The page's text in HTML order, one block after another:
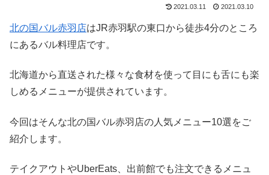
2021.03.11 2021.03.10
北の国バル赤羽店はJR赤羽駅の東口から徒歩4分のところ
にあるバル料理店です。
北海道から直送された様々な食材を使って目にも舌にも楽
しめるメニューが提供されています。
今回はそんな北の国バル赤羽店の人気メニュー10選をご
紹介します。
テイクアウトやUberEats、出前館でも注文できるメニュ